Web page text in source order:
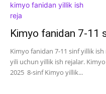
Kimyo fanidan 7-11
Kimyo fanidan 7-11 sinf yillik
yili uchun yillik ish rejalar.
2025 8-sinf Kimyo yillik...